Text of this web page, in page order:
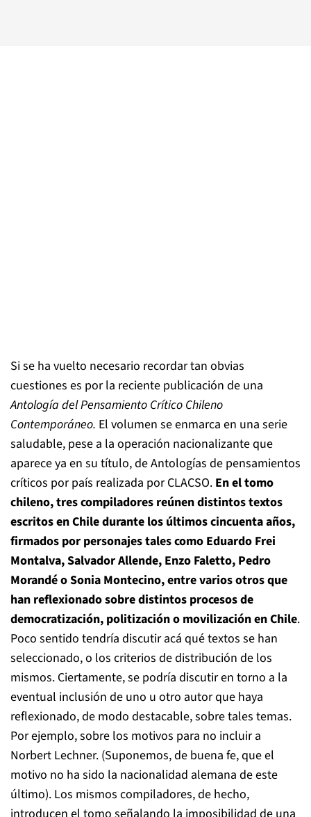
Si se ha vuelto necesario recordar tan obvias
cuestiones es por la reciente publicación de una
Antología del Pensamiento Crítico Chileno
Contemporáneo. El volumen se enmarca en una serie
saludable, pese a la operación nacionalizante que
aparece ya en su título, de Antologías de pensamientos
críticos por país realizada por CLACSO. En el tomo
chileno, tres compiladores reúnen distintos textos
escritos en Chile durante los últimos cincuenta años,
firmados por personajes tales como Eduardo Frei
Montalva, Salvador Allende, Enzo Faletto, Pedro
Morandé o Sonia Montecino, entre varios otros que
han reflexionado sobre distintos procesos de
democratización, politización o movilización en Chile.
Poco sentido tendría discutir acá qué textos se han
seleccionado, o los criterios de distribución de los
mismos. Ciertamente, se podría discutir en torno a la
eventual inclusión de uno u otro autor que haya
reflexionado, de modo destacable, sobre tales temas.
Por ejemplo, sobre los motivos para no incluir a
Norbert Lechner. (Suponemos, de buena fe, que el
motivo no ha sido la nacionalidad alemana de este
último). Los mismos compiladores, de hecho,